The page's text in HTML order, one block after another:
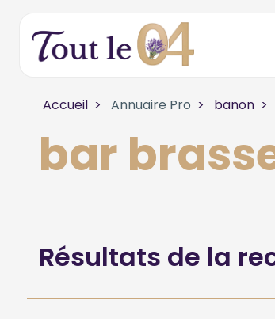
Accueil Annuaire Pro banon
bar
Résultats de la